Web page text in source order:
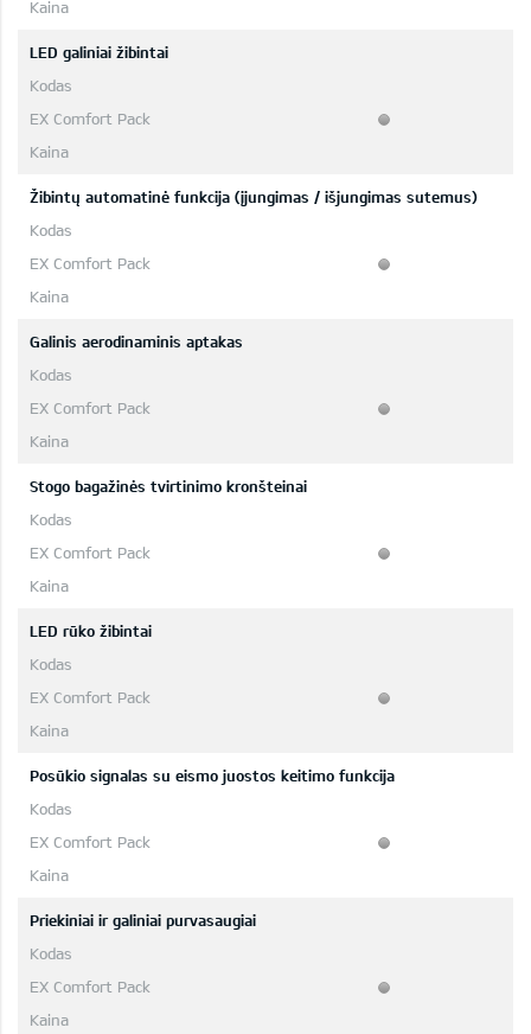
LED galiniai žibintai
Žibintų automatinė funkcija (įjungimas / išjungimas sutemus)
Galinis aerodinaminis aptakas
Stogo bagažinės tvirtinimo kronšteinai
LED rūko žibintai
Posūkio signalas su eismo juostos keitimo funkcija
Priekiniai ir galiniai purvasaugiai